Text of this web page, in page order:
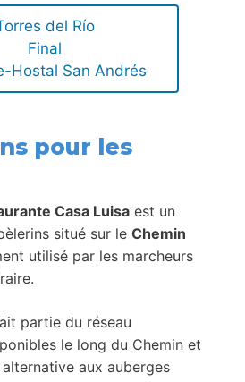
del Río
Final
Hostal San Andrés
pour les
Casa Luisa est un
situé sur le Chemin
utilisé par les marcheurs
partie du réseau
le long du Chemin et
aux auberges